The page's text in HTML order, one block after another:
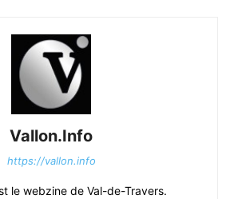
Vallon.Info
https://vallon.info
le webzine de Val-de-Travers.